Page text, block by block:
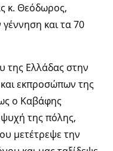
κ. Θεόδωρος,
και τα 70
της Ελλάδας στην
εκπροσώπων της
ο Καβάφης
της πόλης,
μετέτρεψε την